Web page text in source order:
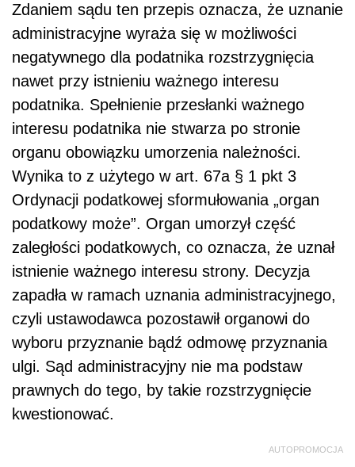
Zdaniem sądu ten przepis oznacza, że uznanie
administracyjne wyraża się w możliwości
negatywnego dla podatnika rozstrzygnięcia
nawet przy istnieniu ważnego interesu
podatnika. Spełnienie przesłanki ważnego
interesu podatnika nie stwarza po stronie
organu obowiązku umorzenia należności.
Wynika to z użytego w art. 67a § 1 pkt 3
Ordynacji podatkowej sformułowania „organ
podatkowy może”. Organ umorzył część
zaległości podatkowych, co oznacza, że uznał
istnienie ważnego interesu strony. Decyzja
zapadła w ramach uznania administracyjnego,
czyli ustawodawca pozostawił organowi do
wyboru przyznanie bądź odmowę przyznania
ulgi. Sąd administracyjny nie ma podstaw
prawnych do tego, by takie rozstrzygnięcie
kwestionować.
AUTOPROMOCJA